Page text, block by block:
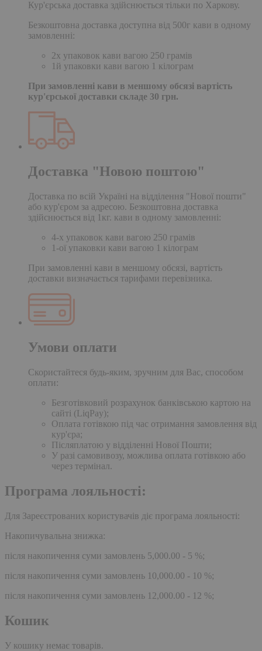
Кур'єрська доставка здійснюється тільки по Харкову.
Безкоштовна доставка доступна від 500г кави в одному
замовленні:
2х упаковок кави вагою 250 грамів
1й упаковки кави вагою 1 кілограм
При замовленні кави в меншому обсязі вартість
кур'єрської доставки складе 30 грн.
Доставка "Новою поштою"
Доставка по всій Україні на відділення "Нової пошти"
або кур'єром за адресою. Безкоштовна доставка
здійснюється від 1кг. кави в одному замовленні:
4-х упаковок кави вагою 250 грамів
1-ої упаковки кави вагою 1 кілограм
При замовленні кави в меншому обсязі, вартість
доставки визначається тарифами перевізника.
Умови оплати
Скористайтеся будь-яким, зручним для Вас, способом
оплати:
Безготівковий розрахунок банківською картою на
сайті (LiqPay);
Оплата готівкою під час отримання замовлення від
кур'єра;
Післяплатою у відділенні Нової Пошти;
У разі самовивозу, можлива оплата готівкою або
через термінал.
Програма лояльності:
Для Зареєстрованих користувачів діє програма лояльності:
Накопичувальна знижка:
після накопичення суми замовлень 5,000.00 - 5 %;
після накопичення суми замовлень 10,000.00 - 10 %;
після накопичення суми замовлень 12,000.00 - 12 %;
Кошик
У кошику немає товарів.